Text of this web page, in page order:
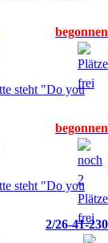
2/26-41-230